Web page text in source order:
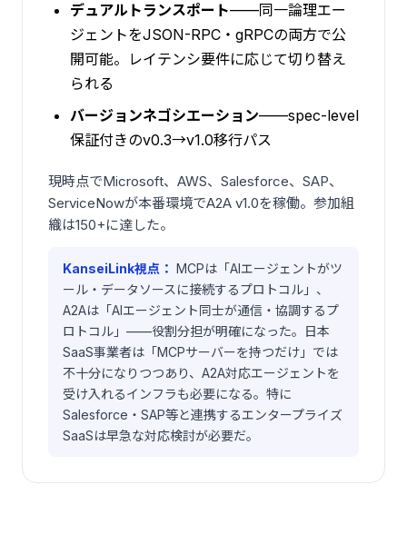
デュアルトランスポート——同一論理エー
ジェントをJSON-RPC・gRPCの両方で公
開可能。レイテンシ要件に応じて切り替え
られる
バージョンネゴシエーション——spec-level
保証付きのv0.3→v1.0移行パス
現時点でMicrosoft、AWS、Salesforce、SAP、
ServiceNowが本番環境でA2A v1.0を稼働。参加組
織は150+に達した。
KanseiLink視点： MCPは「AIエージェントがツ
ール・データソースに接続するプロトコル」、
A2Aは「AIエージェント同士が通信・協調するプ
ロトコル」——役割分担が明確になった。日本
SaaS事業者は「MCPサーバーを持つだけ」では
不十分になりつつあり、A2A対応エージェントを
受け入れるインフラも必要になる。特に
Salesforce・SAP等と連携するエンタープライズ
SaaSは早急な対応検討が必要だ。